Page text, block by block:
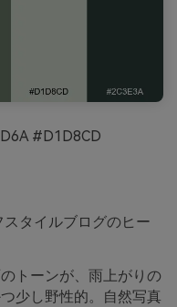
#D1D8CD
タイルブログのヒー
トーンが、雨上がりの
少し野性的。自然写真